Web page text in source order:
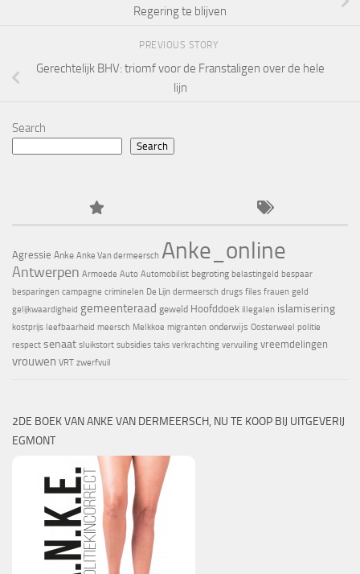
Regering te blijven
PREVIOUS STORY
Gerechtelijk BHV: triomf voor de Franstaligen over de hele
lijn
Search
Search
Agressie Anke Anke Van dermeersch Anke_online
Antwerpen Armoede Auto Automobilist begroting belastingeld bespaar
besparingen campagne criminelen De Lijn dermeersch drugs files frauen geld
gelijkwaardigheid gemeenteraad geweld Hoofddoek illegalen islamisering
kostprijs leefbaarheid meersch Melkkoe migranten onderwijs Oosterweel politie
respect senaat sluikstort subsidies taks verkrachting vervuiling vreemdelingen
vrouwen VRT zwerfvuil
2DE BOEK VAN ANKE VAN DERMEERSCH, NU TE KOOP BIJ UITGEVERIJ
EGMONT